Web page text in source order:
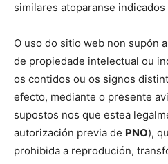
similares atoparanse indicados
O uso do sitio web non supón
de propiedade intelectual ou
os contidos ou os signos
efecto, mediante o presente
supostos nos que estea
autorización previa de PNO),
prohibida a reprodución,